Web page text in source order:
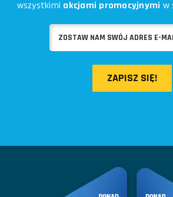
wszystkimi akcjami promocyjnymi w
ZAPISZ SIĘ!